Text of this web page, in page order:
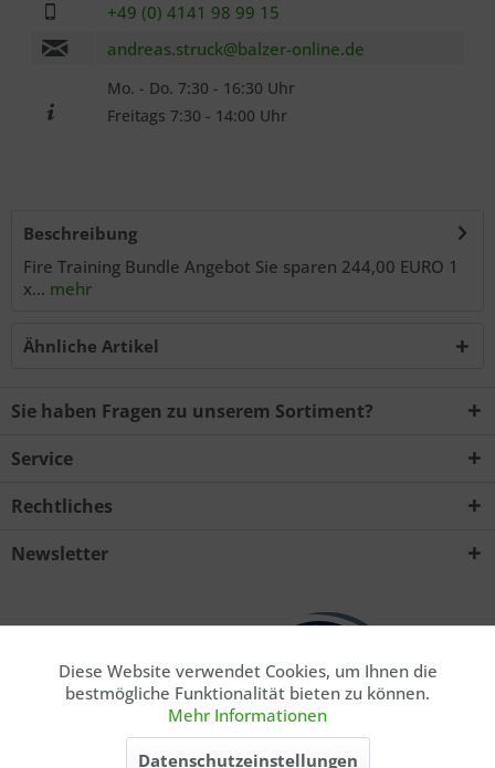
+49 (0) 4141 98 99 15
andreas.struck@balzer-online.de
Mo. - Do. 7:30 - 16:30 Uhr
Freitags 7:30 - 14:00 Uhr
Beschreibung
Fire Training Bundle Angebot Sie sparen 244,00 EURO 1
x... mehr
Ähnliche Artikel
Sie haben Fragen zu unserem Sortiment?
Service
Rechtliches
Newsletter
* Privatkunde. Alle Preise inkl. gesetzl. Mehrwertsteuer zzgl.
Funktionale Aktiv
Aktiv
Diese Website verwendet Cookies, um Ihnen die
bestmögliche Funktionalität bieten zu können.
Mehr Informationen
Datenschutzeinstellungen